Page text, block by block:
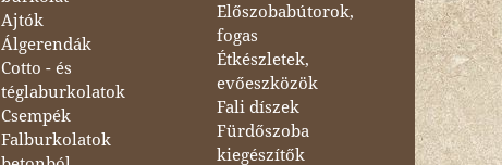
Ajtók
Álgerendák
Cotto - és
téglaburkolatok
Csempék
Falburkolatok
Előszobabútorok,
fogas
Étkészletek,
evőeszközök
Fali díszek
Fürdőszoba
kiegészítők